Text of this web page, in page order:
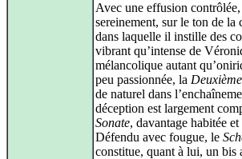
Avec une effusion
sereinement, sur le ton de la
dans laquelle il instille des
vibrant qu’intense de
mélancolique autant
peu passionnée, la Deuxième
de naturel dans
déception est largement
Sonate, davantage habitée
Défendu avec fougue, le
constitue, quant à lui, un bis